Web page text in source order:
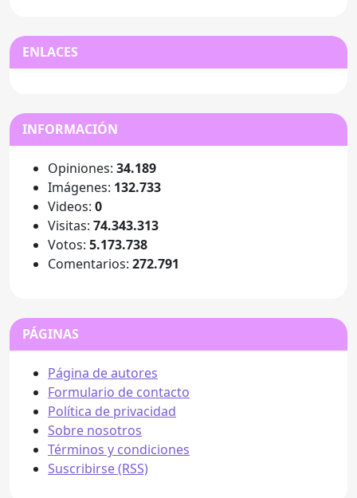
ENLACES
INFORMACIÓN
Opiniones: 34.189
Imágenes: 132.733
Videos: 0
Visitas: 74.343.313
Votos: 5.173.738
Comentarios: 272.791
PÁGINAS
Página de autores
Formulario de contacto
Política de privacidad
Sobre nosotros
Términos y condiciones
Suscribirse (RSS)